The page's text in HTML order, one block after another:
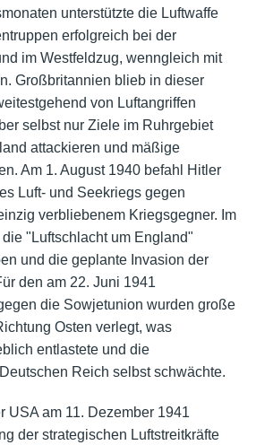
unterstützte die Luftwaffe
erfolgreich bei der
im Westfeldzug, wenngleich mit
Großbritannien blieb in dieser
von Luftangriffen
selbst nur Ziele im Ruhrgebiet
attackieren und mäßige
Am 1. August 1940 befahl Hitler
Luft- und Seekriegs gegen
verbliebenem Kriegsgegner. Im
"Luftschlacht um England"
und die geplante Invasion der
den am 22. Juni 1941
die Sowjetunion wurden große
Osten verlegt, was
entlastete und die
Reich selbst schwächte.
USA am 11. Dezember 1941
der strategischen Luftstreitkräfte